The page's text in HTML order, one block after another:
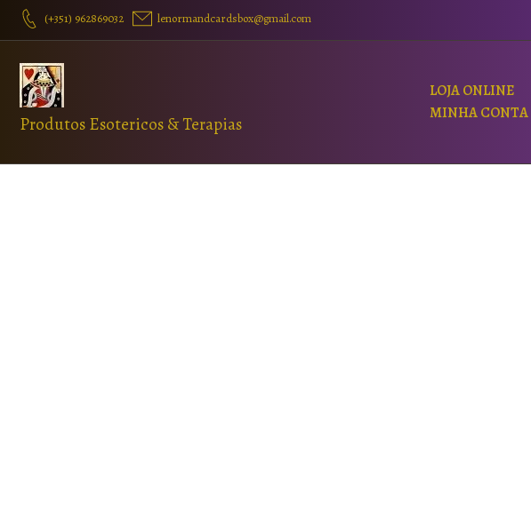
(+351) 962869032 lenormandcardsbox@gmail.com
Produtos Esotericos & Terapias
LOJA ONLINE
MINHA CONTA